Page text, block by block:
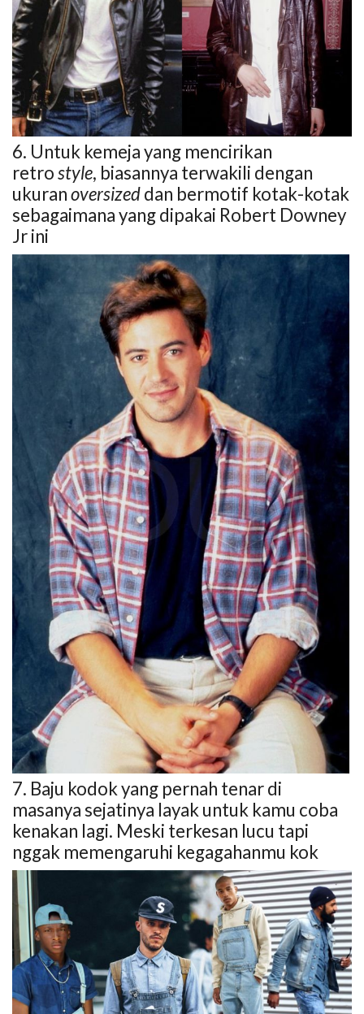
6. Untuk kemeja yang mencirikan
retrostyle, biasannya terwakili dengan
ukuranoversizeddan bermotif kotak-kotak
sebagaimana yang dipakai Robert Downey
Jr ini
7. Baju kodok yang pernah tenar di
masanya sejatinya layak untuk kamu coba
kenakan lagi. Meski terkesan lucu tapi
nggak memengaruhi kegagahanmu kok